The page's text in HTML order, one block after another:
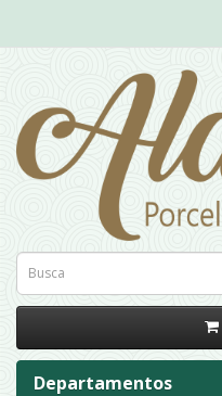
Departamentos